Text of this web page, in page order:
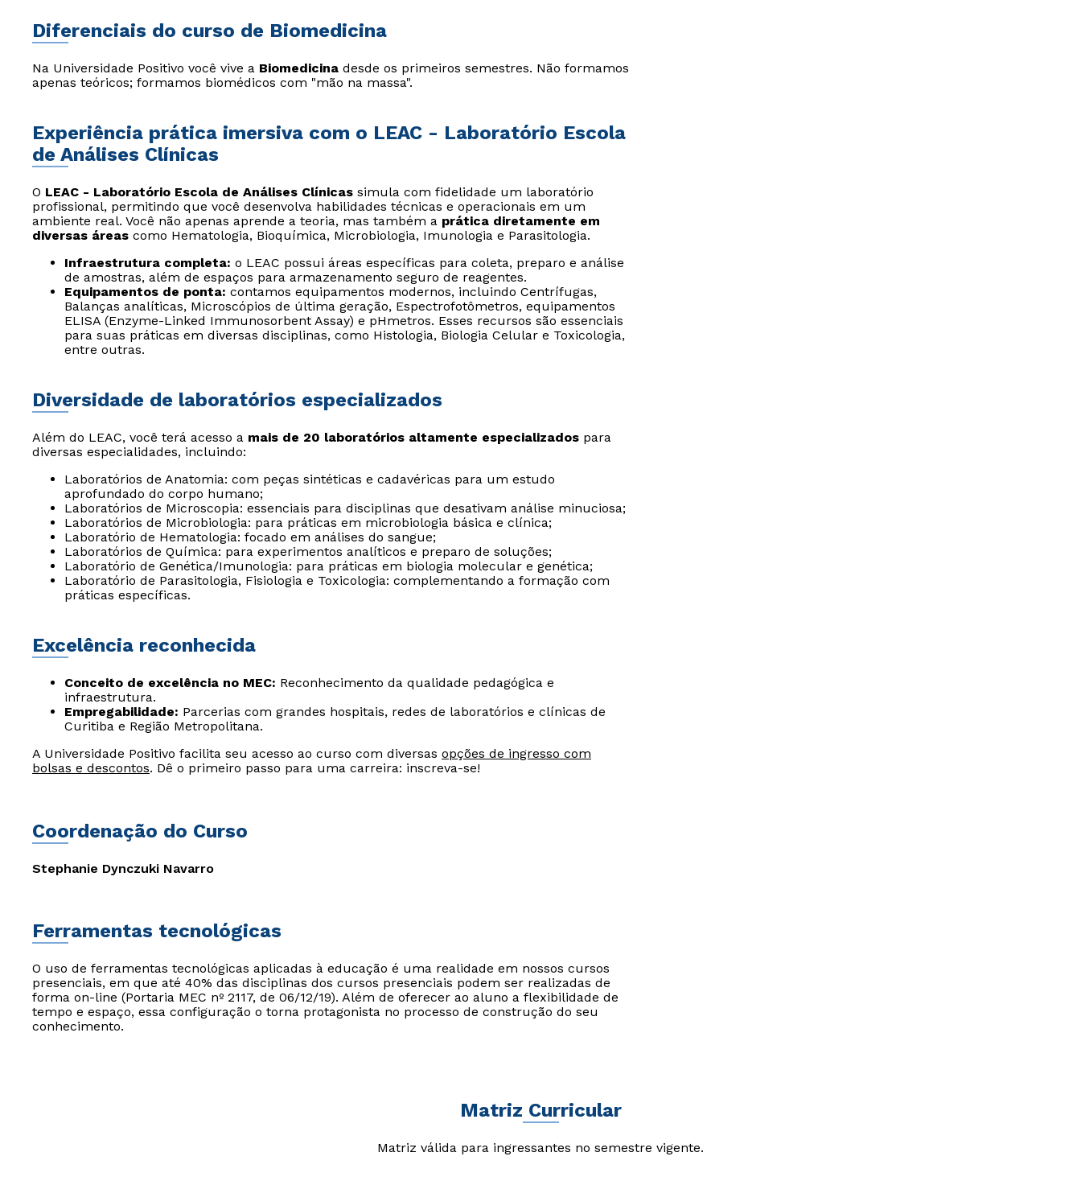
Diferenciais do curso de Biomedicina
Na Universidade Positivo você vive a Biomedicina desde os primeiros semestres. Não formamos
apenas teóricos; formamos biomédicos com "mão na massa".
Experiência prática imersiva com o LEAC - Laboratório Escola
de Análises Clínicas
O LEAC - Laboratório Escola de Análises Clínicas simula com fidelidade um laboratório
profissional, permitindo que você desenvolva habilidades técnicas e operacionais em um
ambiente real. Você não apenas aprende a teoria, mas também a prática diretamente em
diversas áreas como Hematologia, Bioquímica, Microbiologia, Imunologia e Parasitologia.
Infraestrutura completa: o LEAC possui áreas específicas para coleta, preparo e análise
de amostras, além de espaços para armazenamento seguro de reagentes.
Equipamentos de ponta: contamos equipamentos modernos, incluindo Centrífugas,
Balanças analíticas, Microscópios de última geração, Espectrofotômetros, equipamentos
ELISA (Enzyme-Linked Immunosorbent Assay) e pHmetros. Esses recursos são essenciais
para suas práticas em diversas disciplinas, como Histologia, Biologia Celular e Toxicologia,
entre outras.
Diversidade de laboratórios especializados
Além do LEAC, você terá acesso a mais de 20 laboratórios altamente especializados para
diversas especialidades, incluindo:
Laboratórios de Anatomia: com peças sintéticas e cadavéricas para um estudo
aprofundado do corpo humano;
Laboratórios de Microscopia: essenciais para disciplinas que desativam análise minuciosa;
Laboratórios de Microbiologia: para práticas em microbiologia básica e clínica;
Laboratório de Hematologia: focado em análises do sangue;
Laboratórios de Química: para experimentos analíticos e preparo de soluções;
Laboratório de Genética/Imunologia: para práticas em biologia molecular e genética;
Laboratório de Parasitologia, Fisiologia e Toxicologia: complementando a formação com
práticas específicas.
Excelência reconhecida
Conceito de excelência no MEC: Reconhecimento da qualidade pedagógica e
infraestrutura.
Empregabilidade: Parcerias com grandes hospitais, redes de laboratórios e clínicas de
Curitiba e Região Metropolitana.
A Universidade Positivo facilita seu acesso ao curso com diversas opções de ingresso com
bolsas e descontos. Dê o primeiro passo para uma carreira: inscreva-se!
Coordenação do Curso
Stephanie Dynczuki Navarro
Ferramentas tecnológicas
O uso de ferramentas tecnológicas aplicadas à educação é uma realidade em nossos cursos
presenciais, em que até 40% das disciplinas dos cursos presenciais podem ser realizadas de
forma on-line (Portaria MEC nº 2117, de 06/12/19). Além de oferecer ao aluno a flexibilidade de
tempo e espaço, essa configuração o torna protagonista no processo de construção do seu
conhecimento.
Matriz Curricular
Matriz válida para ingressantes no semestre vigente.
autorizo que meus dados sejam utilizados para o
envio de conteúdos da Universidade Positivo.
autorizo que meus dados sejam utilizados para o
envio de conteúdos da Cruzeiro do Sul.